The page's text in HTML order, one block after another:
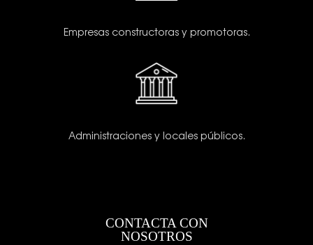
Empresas constructoras y promotoras.
Administraciones y locales públicos.
CONTACTA CON
NOSOTROS